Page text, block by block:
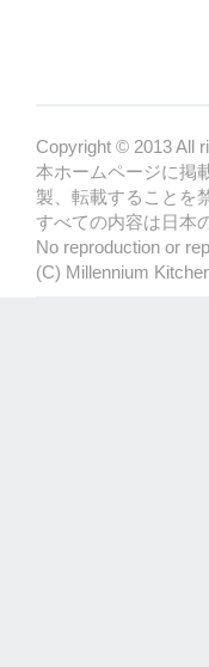
Copyright © 2013 All
本ホームページに掲
製、転載することを
すべての内容は日本
No reproduction or
(C) Millennium